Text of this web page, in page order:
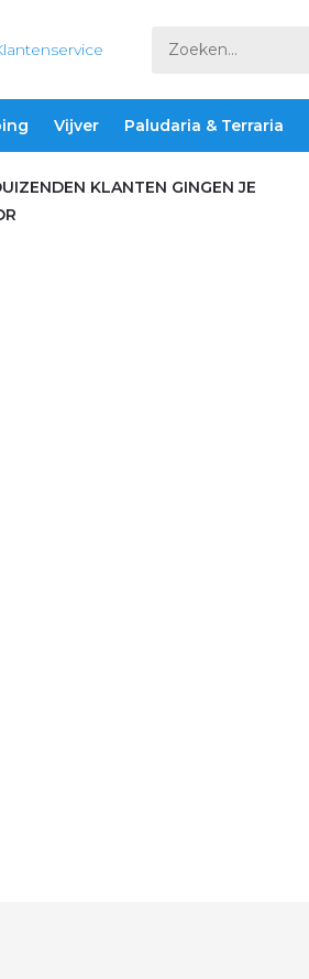
Vijver Paludaria & Terraria
KLANTEN GINGEN JE